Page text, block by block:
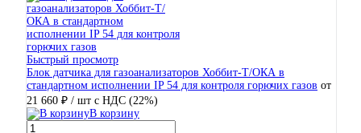
Быстрый просмотр
Блок датчика для газоанализаторов Хоббит-Т/ОКА в
стандартном исполнении IP 54 для контроля горючих газов от
21 660 ₽ / шт с НДС (22%)
В корзину